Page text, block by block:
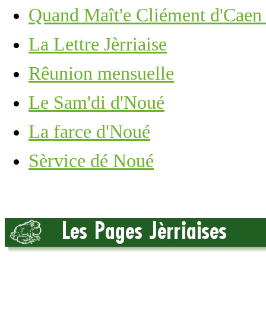
Quand Maît'e Cliément
La Lettre Jèrriaise
Rêunion mensuelle
Le Sam'di d'Noué
La farce d'Noué
Sèrvice dé Noué